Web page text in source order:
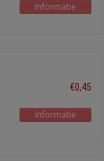
Informatie
€0,45
Informatie